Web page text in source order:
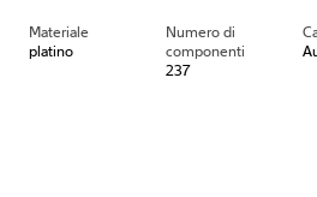
Materiale
platino
Numero di
componenti
237